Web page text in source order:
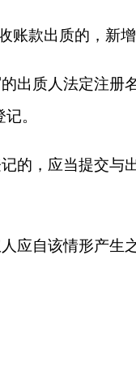
账款出质的，新
出质人法定注册
。
的，应当提交与
应自该情形产生